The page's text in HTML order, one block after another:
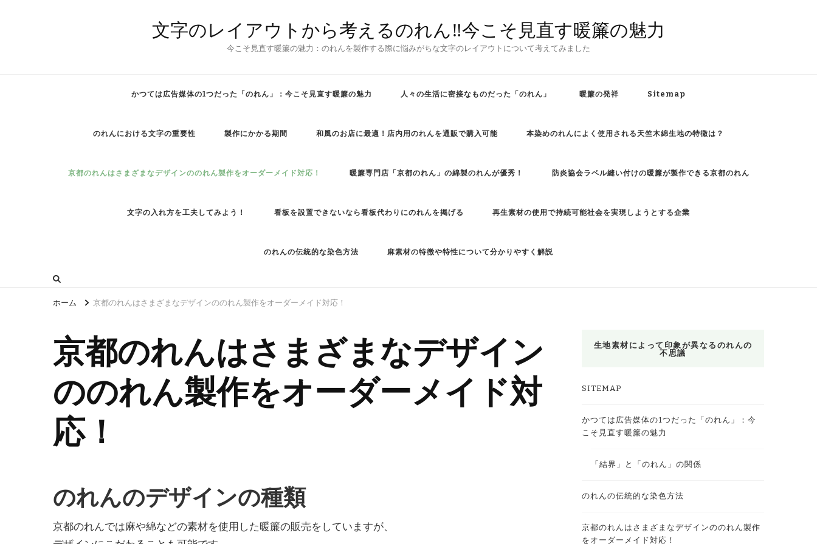
文字のレイアウトから考えるのれん‼今こそ見直す暖簾の魅力
今こそ見直す暖簾の魅力：のれんを製作する際に悩みがちな文字のレイアウトについて考えてみました
かつては広告媒体の1つだった「のれん」：今こそ見直す暖簾の魅力 人々の生活に密接なものだった「のれん」 暖簾の発祥 Sitemap
のれんにおける文字の重要性 製作にかかる期間 和風のお店に最適！店内用のれんを通販で購入可能 本染めのれんによく使用される天竺木綿生地の特徴は？
京都のれんはさまざまなデザインののれん製作をオーダーメイド対応！ 暖簾専門店「京都のれん」の綿製のれんが優秀！ 防炎協会ラベル縫い付けの暖簾が製作できる京都のれん
文字の入れ方を工夫してみよう！ 看板を設置できないなら看板代わりにのれんを掲げる 再生素材の使用で持続可能社会を実現しようとする企業
のれんの伝統的な染色方法 麻素材の特徴や特性について分かりやすく解説
ホーム 京都のれんはさまざまなデザインののれん製作をオーダーメイド対応！
京都のれんはさまざまなデザイン
ののれん製作をオーダーメイド対
応！
のれんのデザインの種類
京都のれんでは麻や綿などの素材を使用した暖簾の販売をしていますが、
生地素材によって印象が異なるのれんの
不思議
SITEMAP
かつては広告媒体の1つだった「のれん」：今
こそ見直す暖簾の魅力
「結界」と「のれん」の関係
のれんの伝統的な染色方法
京都のれんはさまざまなデザインののれん製作
をオーダーメイド対応！